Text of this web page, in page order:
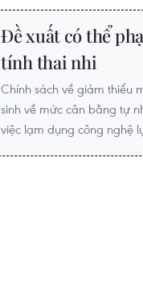
Đề xuất có thể
tính thai nhi
Chính sách về giảm thiểu
sinh về mức cân bằng tự
việc lạm dụng công nghệ